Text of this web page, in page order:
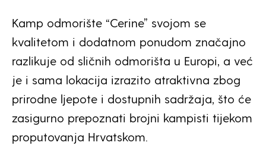
Kamp odmorište “Cerine” svojom se
kvalitetom i dodatnom ponudom značajno
razlikuje od sličnih odmorišta u Europi, a već
je i sama lokacija izrazito atraktivna zbog
prirodne ljepote i dostupnih sadržaja, što će
zasigurno prepoznati brojni kampisti tijekom
proputovanja Hrvatskom.